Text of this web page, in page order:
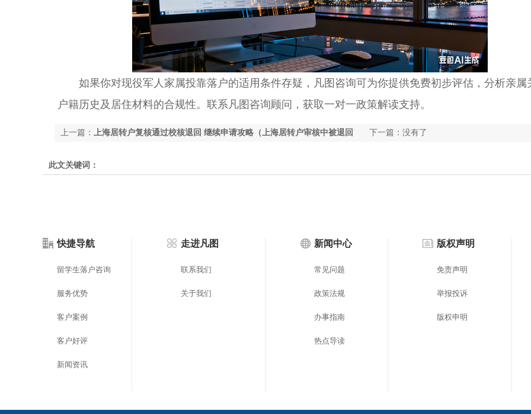
如果你对现役军人家属投靠落户的适用条件存疑，凡图咨询可为你提供免费初步评估，分析亲属
户籍历史及居住材料的合规性。联系凡图咨询顾问，获取一对一政策解读支持。
下一篇：没有了
上一篇： 上海居转户复核通过校核退回 继续申请攻略（上海居转户审核中被退回
此文关键词：
快捷导航
留学生落户咨询
服务优势
客户案例
客户好评
新闻资讯
走进凡图
联系我们
关于我们
新闻中心
常见问题
政策法规
办事指南
热点导读
版权声明
免责声明
举报投诉
版权申明